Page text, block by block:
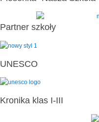
Partner szkoły
UNESCO
Kronika klas I-III